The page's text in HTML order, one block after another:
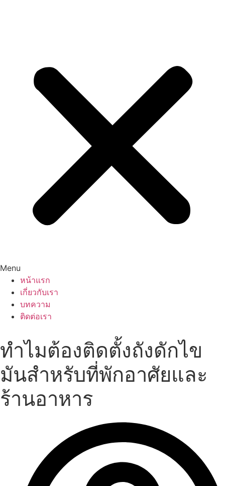
Menu
หน้าแรก
เกี่ยวกับเรา
บทความ
ติดต่อเรา
ทำไมต้องติดตั้งถังดักไข
มันสำหรับที่พักอาศัยและ
ร้านอาหาร